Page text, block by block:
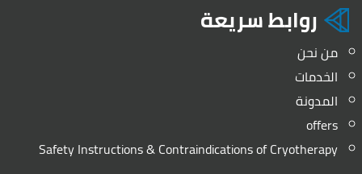
روابط سريعة
من نحن
الخدمات
المدونة
offers
Safety Instructions & Contraindications of Cryotherapy